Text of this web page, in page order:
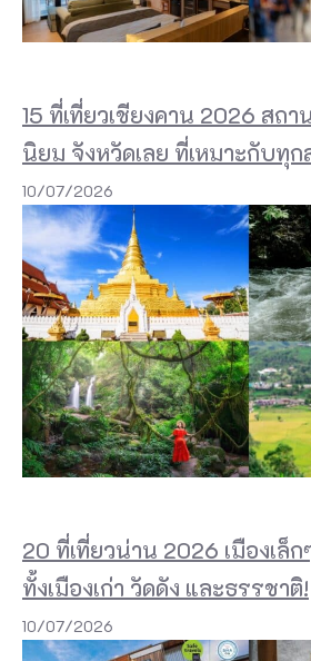
15 ที่เที่ยวเชียงคาน 2026 สถา
นิยม จังหวัดเลย ที่เหมาะกับทุก
10/07/2026
20 ที่เที่ยวน่าน 2026 เมืองเล็
ทั้งเมืองเก่า วัดดัง และธรรชาติ!
10/07/2026